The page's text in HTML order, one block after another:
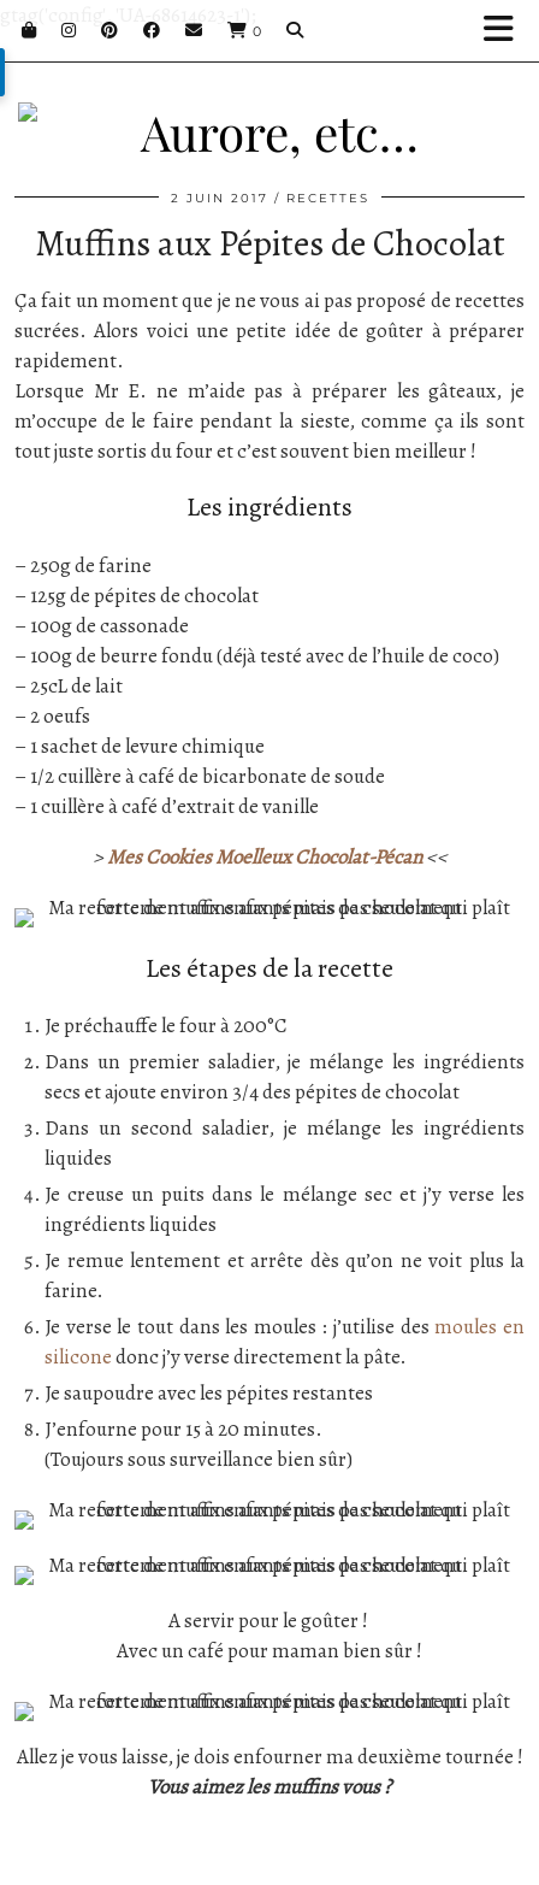
0
gtag('config', 'UA-68614623-1');
2 JUIN 2017 RECETTES
Muffins aux Pépites de Chocolat
Ça fait un moment que je ne vous ai pas proposé de recettes
sucrées. Alors voici une petite idée de goûter à préparer
rapidement.
Lorsque Mr E. ne m’aide pas à préparer les gâteaux, je
m’occupe de le faire pendant la sieste, comme ça ils sont
tout juste sortis du four et c’est souvent bien meilleur !
Les ingrédients
– 250g de farine
– 125g de pépites de chocolat
– 100g de cassonade
– 100g de beurre fondu (déjà testé avec de l’huile de coco)
– 25cL de lait
– 2 oeufs
– 1 sachet de levure chimique
– 1/2 cuillère à café de bicarbonate de soude
– 1 cuillère à café d’extrait de vanille
>Mes Cookies Moelleux Chocolat-Pécan<<
Les étapes de la recette
Je préchauffe le four à 200°C
Dans un premier saladier, je mélange les ingrédients
secs et ajoute environ 3/4 des pépites de chocolat
Dans un second saladier, je mélange les ingrédients
liquides
Je creuse un puits dans le mélange sec et j’y verse les
ingrédients liquides
Je remue lentement et arrête dès qu’on ne voit plus la
farine.
Je verse le tout dans les moules : j’utilise desmoules en
siliconedonc j’y verse directement la pâte.
Je saupoudre avec les pépites restantes
J’enfourne pour 15 à 20 minutes.
(Toujours sous surveillance bien sûr)
A servir pour le goûter !
Avec un café pour maman bien sûr !
Allez je vous laisse, je dois enfourner ma deuxième tournée !
Vous aimez les muffins vous ?